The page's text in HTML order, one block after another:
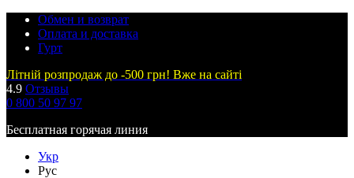
Обмен и возврат
Оплата и доставка
Гурт
Літній розпродаж до -500 грн! Вже на сайті
4.9 Отзывы
0 800 50 97 97
Бесплатная горячая линия
Укр
Рус